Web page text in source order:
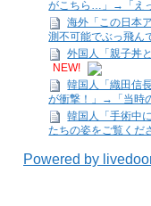
がこちら…」→「え
海外「この日本
測不可能でぶっ飛ん
外国人「親子丼
NEW!
韓国人「織田信
が衝撃！」→「当時
韓国人「手術中
たちの姿をご覧くだ
Powered by